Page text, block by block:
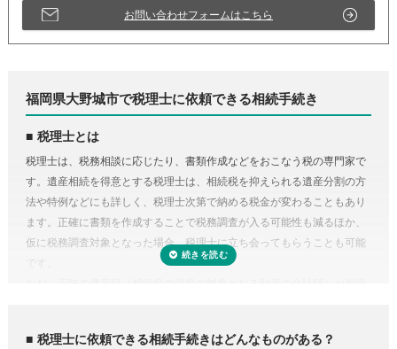
お問い合わせフォームはこちら
福岡県大野城市で税理士に依頼できる相続手続き
税理士とは
税理士は、税務相談に応じたり、書類作成などをおこなう税の専門家で
す。遺産相続を得意とする税理士は、相続税を抑えられる遺産分割の方
法や特例などにも詳しく、税理士次第で納める税金が変わることもあり
ます。正確に書類を作成することで税務調査が入る可能性も減るほか、
仮に税務調査対象となった場合、税理士に立ち会ってもらうことも可能
です。
税理士に依頼できる相続手続きはどんなものがある？